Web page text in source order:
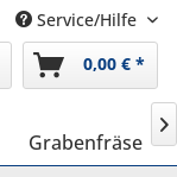
Service/Hilfe
0,00 € *
Grabenfräse
